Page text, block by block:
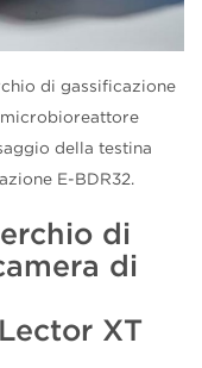
di gassificazione
della testina
E-BDR32.
di
di
XT